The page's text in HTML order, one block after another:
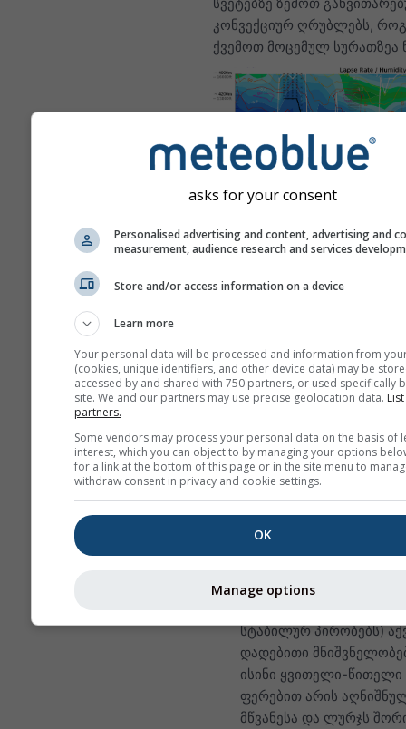
კონვექციურ ღრუბლებს,
ქვემოთ მოცემულ სურათზეა
ეს არის შესანიშნავი
პირობების მაგალითი,
არ შეინიშნება, მაგრამ
მსგავს, თუმცა უფრო დაბალ
სიმაღლემდე მისაღწევ
Lapse rate
კლებადობის სიჩქარე)
სიმაღლის სხვაობაზე.
თეთრი წარწერებით
სტაბილურ პირობებს)
დადებითი
ისინი ყვითელი-წითელი
ფერებით არის
მწვანესა და ლურჯს
asks for your consent
Personalised advertising and content, advertising and
measurement, audience research and services
Store and/or access information on a device
Learn more
Your personal data will be processed and information from
(cookies, unique identifiers, and other device data) may be
accessed by and shared with 750 partners, or used specifically
site. We and our partners may use precise geolocation data.
partners.
Some vendors may process your personal data on the basis of
interest, which you can object to by managing your options
for a link at the bottom of this page or in the site menu to
withdraw consent in privacy and cookie settings.
OK
Manage options